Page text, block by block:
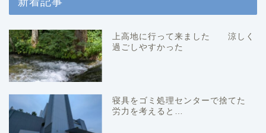
上高地に行って来ました 涼しく
過ごしやすかった
寝具をゴミ処理センターで捨てた
労力を考えると…